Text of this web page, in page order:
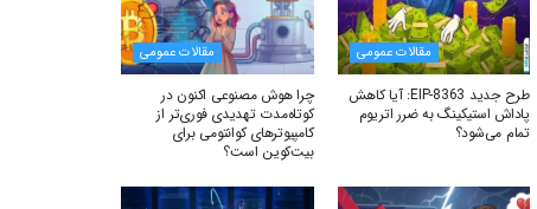
مقالات عمومی
طرح جدید EIP-8363: آیا کاهش
پاداش استیکینگ به ضرر اتریوم
تمام می‌شود؟
مقالات عمومی
چرا هوش مصنوعی اکنون در
کوتاه‌مدت تهدیدی فوری‌تر از
کامپیوترهای کوانتومی برای
بیت‌کوین است؟